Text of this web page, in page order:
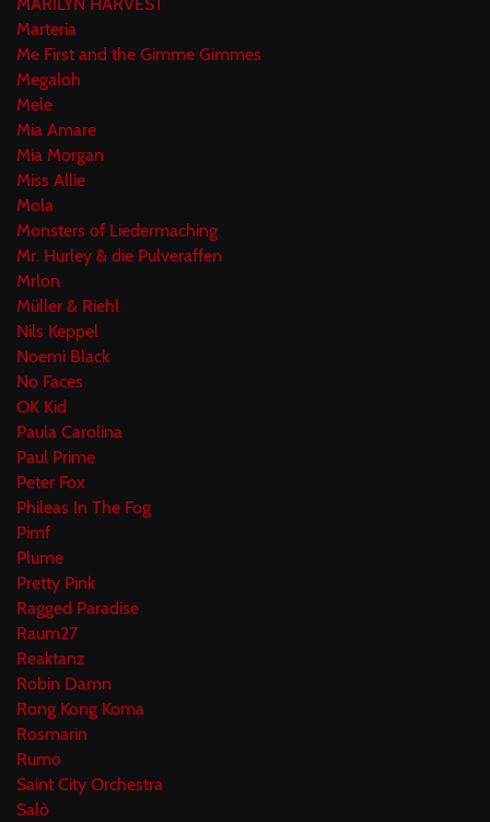
Marteria
Me First and the Gimme Gimmes
Megaloh
Mele
Mia Amare
Mia Morgan
Miss Allie
Mola
Monsters of Liedermaching
Mr. Hurley & die Pulveraffen
Mrlon
Müller & Riehl
Nils Keppel
Noemi Black
No Faces
OK Kid
Paula Carolina
Paul Prime
Peter Fox
Phileas In The Fog
Pimf
Plume
Pretty Pink
Ragged Paradise
Raum27
Reaktanz
Robin Damn
Rong Kong Koma
Rosmarin
Rumo
Saint City Orchestra
Salò